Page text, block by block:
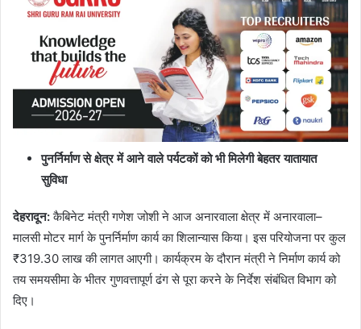
पुनर्निर्माण से क्षेत्र में आने वाले पर्यटकों को भी मिलेगी बेहतर यातायात
सुविधा
देहरादून: कैबिनेट मंत्री गणेश जोशी ने आज अनारवाला क्षेत्र में अनारवाला–
मालसी मोटर मार्ग के पुनर्निर्माण कार्य का शिलान्यास किया। इस परियोजना पर कुल
₹319.30 लाख की लागत आएगी। कार्यक्रम के दौरान मंत्री ने निर्माण कार्य को
तय समयसीमा के भीतर गुणवत्तापूर्ण ढंग से पूरा करने के निर्देश संबंधित विभाग को
दिए।